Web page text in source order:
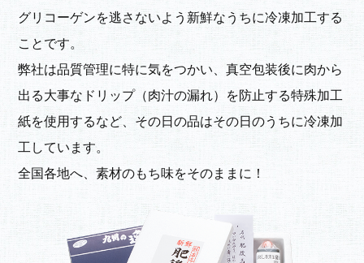
グリコーゲンを逃さないよう新鮮なうちに冷凍加工する
ことです。
弊社は品質管理に特に気をつかい、真空包装後に肉から
出る大事なドリップ（肉汁の漏れ）を防止する特殊加工
紙を使用するなど、その日の品はその日のうちに冷凍加
工しています。
全国各地へ、素材のもち味をそのままに！